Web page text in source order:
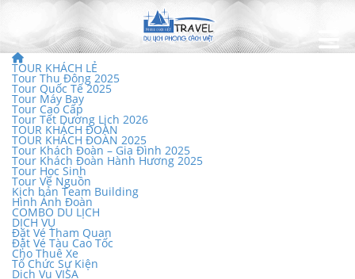
TOUR KHÁCH LẺ
Tour Thu Đông 2025
Tour Quốc Tế 2025
Tour Máy Bay
Tour Cao Cấp
Tour Tết Dương Lịch 2026
TOUR KHÁCH ĐOÀN
TOUR KHÁCH ĐOÀN 2025
Tour Khách Đoàn – Gia Đình 2025
Tour Khách Đoàn Hành Hương 2025
Tour Học Sinh
Tour Về Nguồn
Kịch bản Team Building
Hình Ảnh Đoàn
COMBO DU LỊCH
DỊCH VỤ
Đặt Vé Tham Quan
Đặt Vé Tàu Cao Tốc
Cho Thuê Xe
Tổ Chức Sự Kiện
Dịch Vụ VISA